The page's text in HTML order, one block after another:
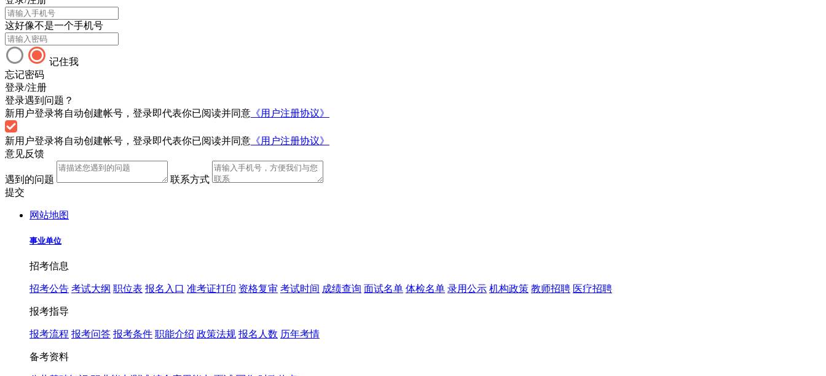
这好像不是一个手机号
记住我
忘记密码
登录/注册
登录遇到问题？
新用户登录将自动创建帐号，登录即代表你已阅读并同意 《用户注册协议》
新用户登录将自动创建帐号，登录即代表你已阅读并同意 《用户注册协议》
意见反馈
遇到的问题
联系方式
提交
网站地图
事业单位
招考信息
招考公告 考试大纲 职位表 报名入口 准考证打印 资格复审 考试时间 成绩查询 面试名单 体检名单 录用公示 机构政策 教师招聘 医疗招聘
报考指导
报考流程 报考问答 报考条件 职能介绍 政策法规 报名人数 历年考情
备考资料